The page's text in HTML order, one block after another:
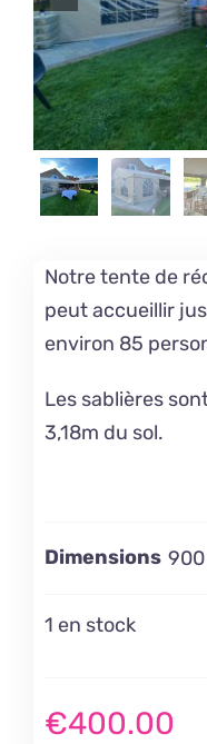
Notre tente de
peut accueillir
environ 85
Les sablières
3,18m du sol.
Dimensions
1 en stock
€400.00